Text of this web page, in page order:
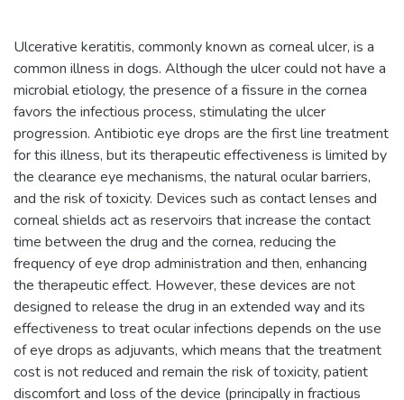
Ulcerative keratitis, commonly known as corneal ulcer, is a
common illness in dogs. Although the ulcer could not have a
microbial etiology, the presence of a fissure in the cornea
favors the infectious process, stimulating the ulcer
progression. Antibiotic eye drops are the first line treatment
for this illness, but its therapeutic effectiveness is limited by
the clearance eye mechanisms, the natural ocular barriers,
and the risk of toxicity. Devices such as contact lenses and
corneal shields act as reservoirs that increase the contact
time between the drug and the cornea, reducing the
frequency of eye drop administration and then, enhancing
the therapeutic effect. However, these devices are not
designed to release the drug in an extended way and its
effectiveness to treat ocular infections depends on the use
of eye drops as adjuvants, which means that the treatment
cost is not reduced and remain the risk of toxicity, patient
discomfort and loss of the device (principally in fractious